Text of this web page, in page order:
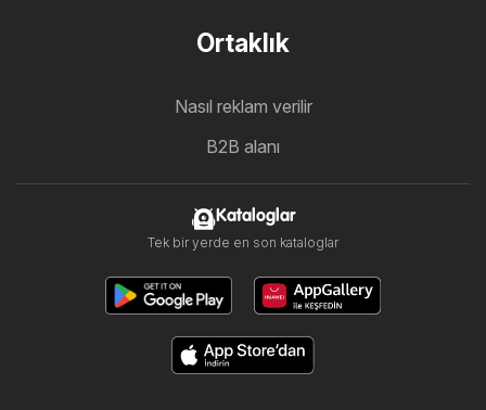
Ortaklık
Nasıl reklam verilir
B2B alanı
Kataloglar
Tek bir yerde en son kataloglar